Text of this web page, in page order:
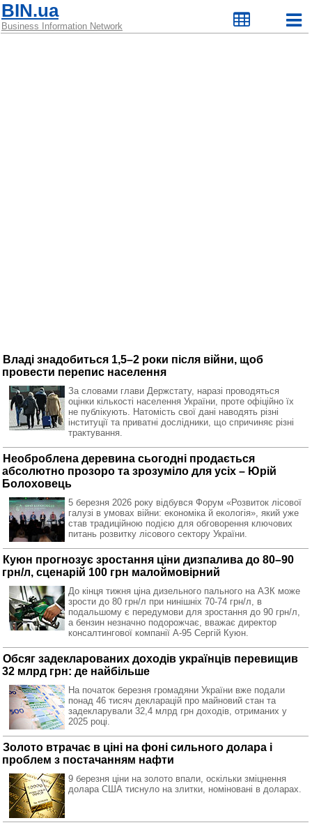
BIN.ua
Business Information Network
Владі знадобиться 1,5–2 роки після війни, щоб
провести перепис населення
За словами глави Держстату, наразі проводяться
оцінки кількості населення України, проте офіційно їх
не публікують. Натомість свої дані наводять різні
інституції та приватні дослідники, що спричиняє різні
трактування.
Необроблена деревина сьогодні продається
абсолютно прозоро та зрозуміло для усіх – Юрій
Болоховець
5 березня 2026 року відбувся Форум «Розвиток лісової
галузі в умовах війни: економіка й екологія», який уже
став традиційною подією для обговорення ключових
питань розвитку лісового сектору України.
Куюн прогнозує зростання ціни дизпалива до 80–90
грн/л, сценарій 100 грн малоймовірний
До кінця тижня ціна дизельного пального на АЗК може
зрости до 80 грн/л при нинішніх 70-74 грн/л, в
подальшому є передумови для зростання до 90 грн/л,
а бензин незначно подорожчає, вважає директор
консалтингової компанії А-95 Сергій Куюн.
Обсяг задекларованих доходів українців перевищив
32 млрд грн: де найбільше
На початок березня громадяни України вже подали
понад 46 тисяч декларацій про майновий стан та
задекларували 32,4 млрд грн доходів, отриманих у
2025 році.
Золото втрачає в ціні на фоні сильного долара і
проблем з постачанням нафти
9 березня ціни на золото впали, оскільки зміцнення
долара США тиснуло на злитки, номіновані в доларах.